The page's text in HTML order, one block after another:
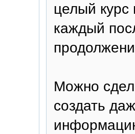
целый курс
каждый
Можно
создать